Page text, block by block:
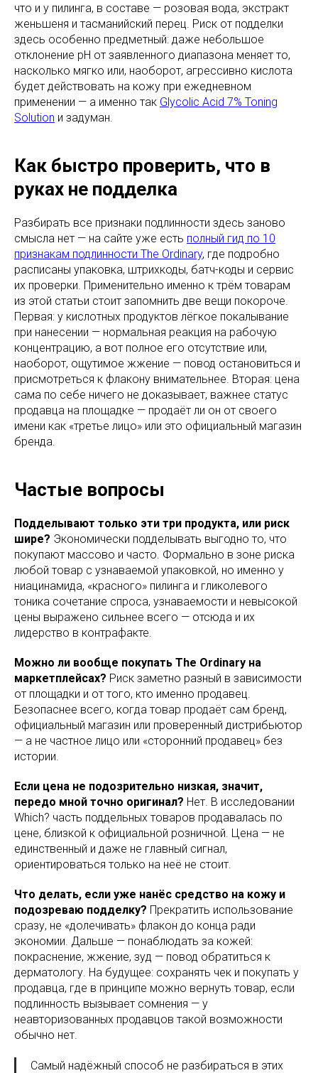
что и у пилинга, в составе — розовая вода, экстракт
женьшеня и тасманийский перец. Риск от подделки
здесь особенно предметный: даже небольшое
отклонение pH от заявленного диапазона меняет то,
насколько мягко или, наоборот, агрессивно кислота
будет действовать на кожу при ежедневном
применении — а именно так Glycolic Acid 7% Toning
Solution и задуман.
Как быстро проверить, что в
руках не подделка
Разбирать все признаки подлинности здесь заново
смысла нет — на сайте уже есть полный гид по 10
признакам подлинности The Ordinary, где подробно
расписаны упаковка, штрихкоды, батч-коды и сервис
их проверки. Применительно именно к трём товарам
из этой статьи стоит запомнить две вещи покороче.
Первая: у кислотных продуктов лёгкое покалывание
при нанесении — нормальная реакция на рабочую
концентрацию, а вот полное его отсутствие или,
наоборот, ощутимое жжение — повод остановиться и
присмотреться к флакону внимательнее. Вторая: цена
сама по себе ничего не доказывает, важнее статус
продавца на площадке — продаёт ли он от своего
имени как «третье лицо» или это официальный магазин
бренда.
Частые вопросы
Подделывают только эти три продукта, или риск
шире? Экономически подделывать выгодно то, что
покупают массово и часто. Формально в зоне риска
любой товар с узнаваемой упаковкой, но именно у
ниацинамида, «красного» пилинга и гликолевого
тоника сочетание спроса, узнаваемости и невысокой
цены выражено сильнее всего — отсюда и их
лидерство в контрафакте.
Можно ли вообще покупать The Ordinary на
маркетплейсах? Риск заметно разный в зависимости
от площадки и от того, кто именно продавец.
Безопаснее всего, когда товар продаёт сам бренд,
официальный магазин или проверенный дистрибьютор
— а не частное лицо или «сторонний продавец» без
истории.
Если цена не подозрительно низкая, значит,
передо мной точно оригинал? Нет. В исследовании
Which? часть поддельных товаров продавалась по
цене, близкой к официальной розничной. Цена — не
единственный и даже не главный сигнал,
ориентироваться только на неё не стоит.
Что делать, если уже нанёс средство на кожу и
подозреваю подделку? Прекратить использование
сразу, не «долечивать» флакон до конца ради
экономии. Дальше — понаблюдать за кожей:
покраснение, жжение, зуд — повод обратиться к
дерматологу. На будущее: сохранять чек и покупать у
продавца, где в принципе можно вернуть товар, если
подлинность вызывает сомнения — у
неавторизованных продавцов такой возможности
обычно нет.
Самый надёжный способ не разбираться в этих